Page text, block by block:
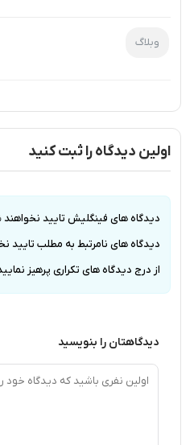
وبلاگ
اولین دیدگاه را ثبت کنید
دیدگاه های فینگلیش تایید
دیدگاه های نامرتبط به مطلب تایید
از درج دیدگاه های تکراری پرهیز
دیدگاهتان را بنویسید